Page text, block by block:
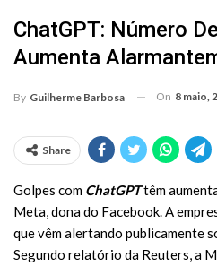
ChatGPT: Número
Aumenta
By Guilherme Barbosa On 8 maio,
Share
Golpes com ChatGPTtêm
Meta, dona do Facebook. A
que vêm alertando publicamente
Segundo relatório da Reuters, a